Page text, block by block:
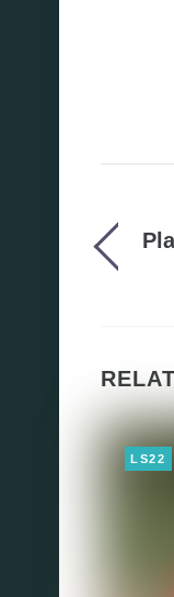
LS22